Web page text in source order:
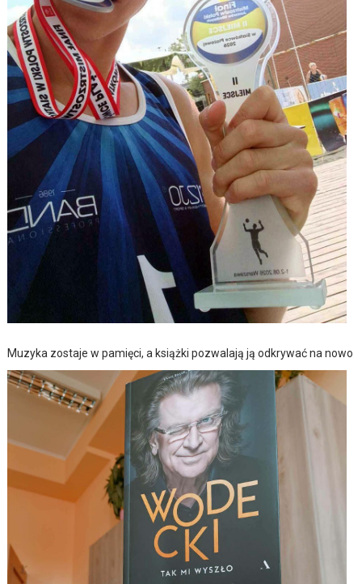
Muzyka zostaje w pamięci, a książki pozwalają ją odkrywać na nowo